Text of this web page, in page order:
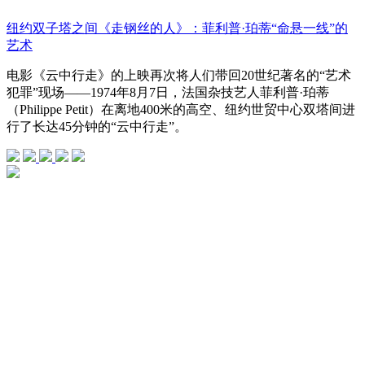
纽约双子塔之间《走钢丝的人》：菲利普·珀蒂“命悬一线”的
艺术
电影《云中行走》的上映再次将人们带回20世纪著名的“艺术
犯罪”现场——1974年8月7日，法国杂技艺人菲利普·珀蒂
（Philippe Petit）在离地400米的高空、纽约世贸中心双塔间进
行了长达45分钟的“云中行走”。